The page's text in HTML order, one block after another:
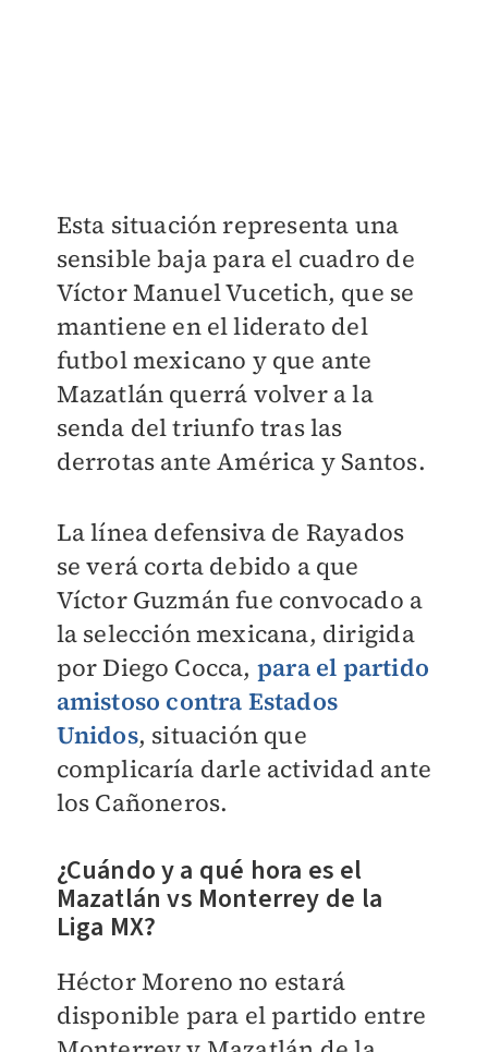
Esta situación representa una
sensible baja para el cuadro de
Víctor Manuel Vucetich, que se
mantiene en el liderato del
futbol mexicano y que ante
Mazatlán querrá volver a la
senda del triunfo tras las
derrotas ante América y Santos.
La línea defensiva de Rayados
se verá corta debido a que
Víctor Guzmán fue convocado a
la selección mexicana, dirigida
por Diego Cocca, para el partido
amistoso contra Estados
Unidos, situación que
complicaría darle actividad ante
los Cañoneros.
¿Cuándo y a qué hora es el
Mazatlán vs Monterrey de la
Liga MX?
Héctor Moreno no estará
disponible para el partido entre